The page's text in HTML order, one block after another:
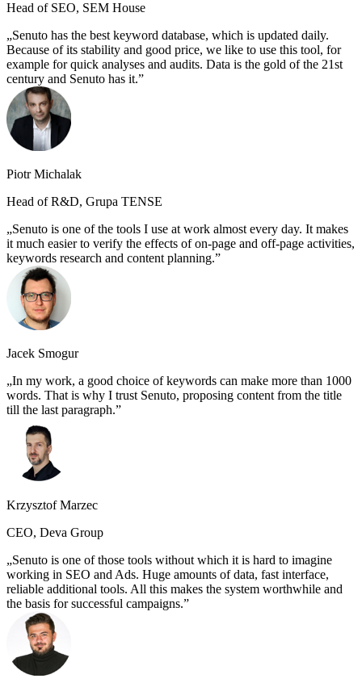
Head of SEO, SEM House
Senuto has the best keyword database, which is updated daily.
Because of its stability and good price, we like to use this tool, for
example for quick analyses and audits. Data is the gold of the 21st
century and Senuto has it.
Piotr Michalak
Head of R&D, Grupa TENSE
Senuto is one of the tools I use at work almost every day. It makes
it much easier to verify the effects of on-page and off-page activities,
keywords research and content planning.
Jacek Smogur
In my work, a good choice of keywords can make more than 1000
words. That is why I trust Senuto, proposing content from the title
till the last paragraph.
Krzysztof Marzec
CEO, Deva Group
Senuto is one of those tools without which it is hard to imagine
working in SEO and Ads. Huge amounts of data, fast interface,
reliable additional tools. All this makes the system worthwhile and
the basis for successful campaigns.